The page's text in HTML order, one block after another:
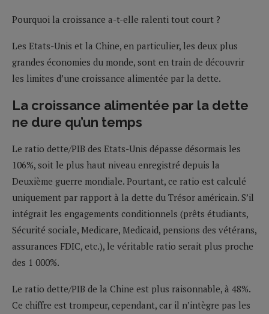
Pourquoi la croissance a-t-elle ralenti tout court ?
Les Etats-Unis et la Chine, en particulier, les deux plus
grandes économies du monde, sont en train de découvrir
les limites d’une croissance alimentée par la dette.
La croissance alimentée par la dette
ne dure qu’un temps
Le ratio dette/PIB des Etats-Unis dépasse désormais les
106%, soit le plus haut niveau enregistré depuis la
Deuxième guerre mondiale. Pourtant, ce ratio est calculé
uniquement par rapport à la dette du Trésor américain. S’il
intégrait les engagements conditionnels (prêts étudiants,
Sécurité sociale, Medicare, Medicaid, pensions des vétérans,
assurances FDIC, etc.), le véritable ratio serait plus proche
des 1 000%.
Le ratio dette/PIB de la Chine est plus raisonnable, à 48%.
Ce chiffre est trompeur, cependant, car il n’intègre pas les